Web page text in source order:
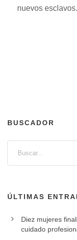
nuevos
BUSCADOR
ÚLTIMAS
Diez mujeres
cuidado